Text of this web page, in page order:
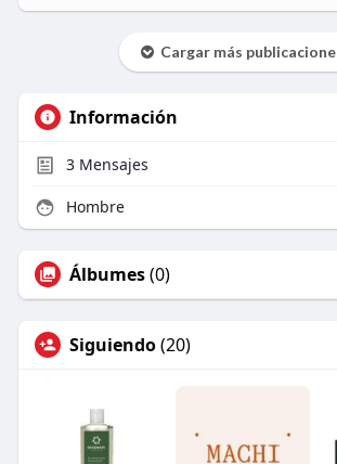
Cargar más
Información
3Mensajes
Hombre
Álbumes(0)
Siguiendo(20)